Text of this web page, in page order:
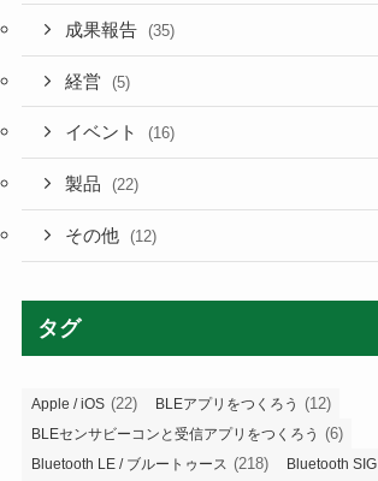
成果報告 (35)
経営 (5)
イベント (16)
製品 (22)
その他 (12)
タグ
Apple / iOS (22) BLEアプリをつくろう (12)
BLEセンサビーコンと受信アプリをつくろう (6)
Bluetooth LE / ブルートゥース (218) Bluetooth SIG